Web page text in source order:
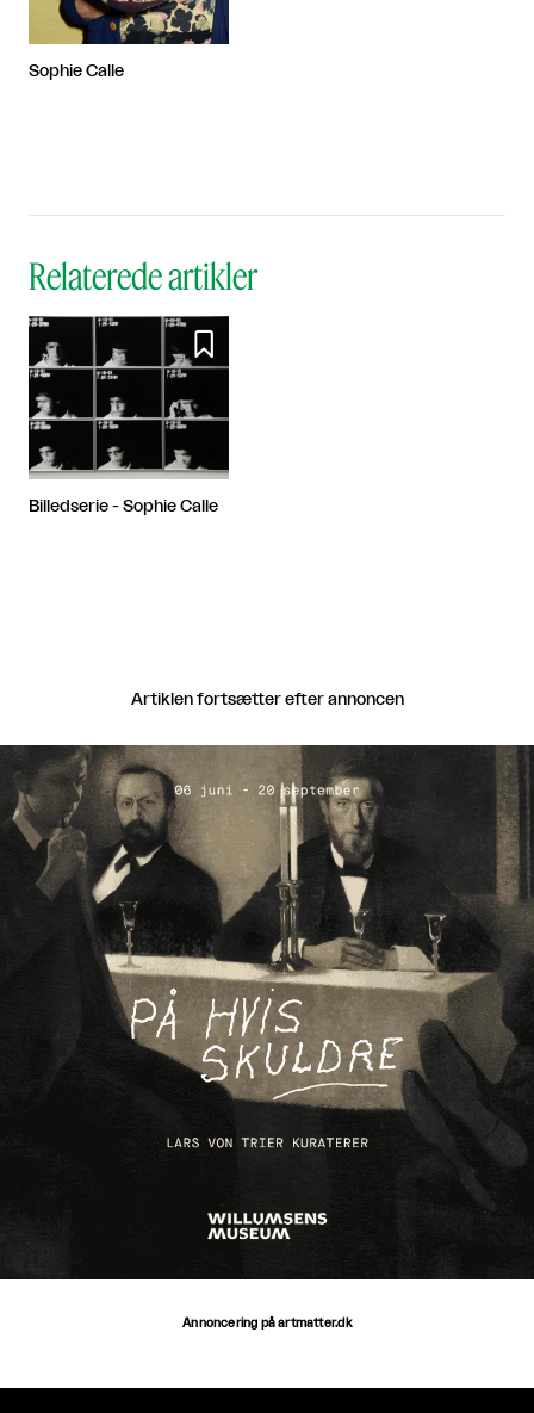
Sophie Calle
Relaterede artikler

Billedserie - Sophie Calle
Artiklen fortsætter efter annoncen
Annoncering på artmatter.dk